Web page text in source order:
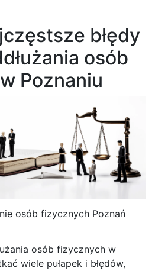
błędy
osób
Poznaniu
osób fizycznych Poznań
osób fizycznych w
wiele pułapek i błędów,